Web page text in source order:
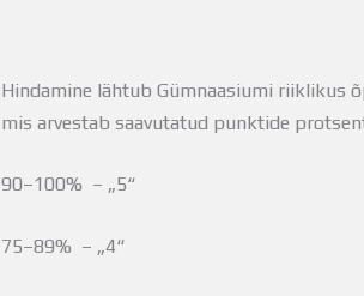
Hindamine lähtub Gümnaasiumi riiklikus
mis arvestab saavutatud punktide
90–100% – „5“
75–89% – „4“